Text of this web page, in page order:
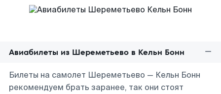
Авиабилеты из Шереметьево в Кельн Бонн
Билеты на самолет Шереметьево — Кельн Бонн
рекомендуем брать заранее, так они стоят